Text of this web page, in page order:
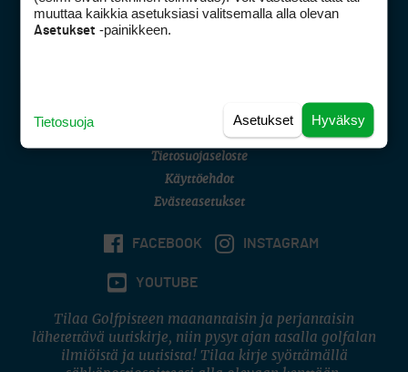
Asiakaspalvelu
(digi) digi@otavamedia.fi
Tietosuojaseloste
Käyttöehdot
Evästeasetukset
FACEBOOK INSTAGRAM
YOUTUBE
Tilaa Golfpisteen maanantaisin ja perjantaisin
lähetettävä uutiskirje, niin pysyt ajan tasalla golfalan
ilmiöistä ja uutisista! Tilaa kirje syöttämällä
muuttaa kaikkia asetuksiasi valitsemalla alla olevan
Asetukset -painikkeen.
Hyväksy
Asetukset
Tietosuoja